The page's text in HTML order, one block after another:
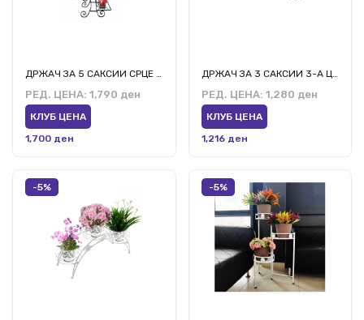
ДРЖАЧ ЗА 5 САКСИИ СРЦЕ 5 ЦРНА
РЕД. ЦЕНА: 1,790 ден
КЛУБ ЦЕНА
1,700 ден
ДРЖАЧ ЗА 3 САКСИИ 3-А ЦРН
РЕД. ЦЕНА: 1,280 ден
КЛУБ ЦЕНА
1,216 ден
-5% -5%